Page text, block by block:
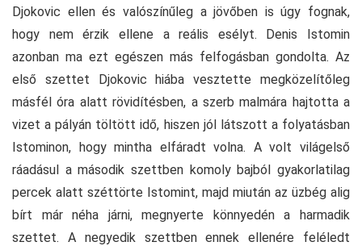
Djokovic ellen és valószínűleg a jövőben is úgy fognak,
hogy nem érzik ellene a reális esélyt. Denis Istomin
azonban ma ezt egészen más felfogásban gondolta. Az
első szettet Djokovic hiába vesztette megközelítőleg
másfél óra alatt rövidítésben, a szerb malmára hajtotta a
vizet a pályán töltött idő, hiszen jól látszott a folyatásban
Istominon, hogy mintha elfáradt volna. A volt világelső
ráadásul a második szettben komoly bajból gyakorlatilag
percek alatt széttörte Istomint, majd miután az üzbég alig
bírt már néha járni, megnyerte könnyedén a harmadik
szettet. A negyedik szettben ennek ellenére feléledt